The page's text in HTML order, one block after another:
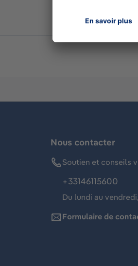
Nous contacter
Soutien et conseils
+33146115600
Du lundi au
Formulaire de